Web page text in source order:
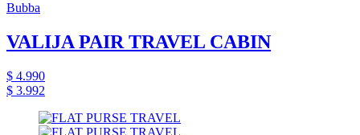
Bubba
VALIJA PAIR TRAVEL CABIN
$ 4.990
$ 3.992